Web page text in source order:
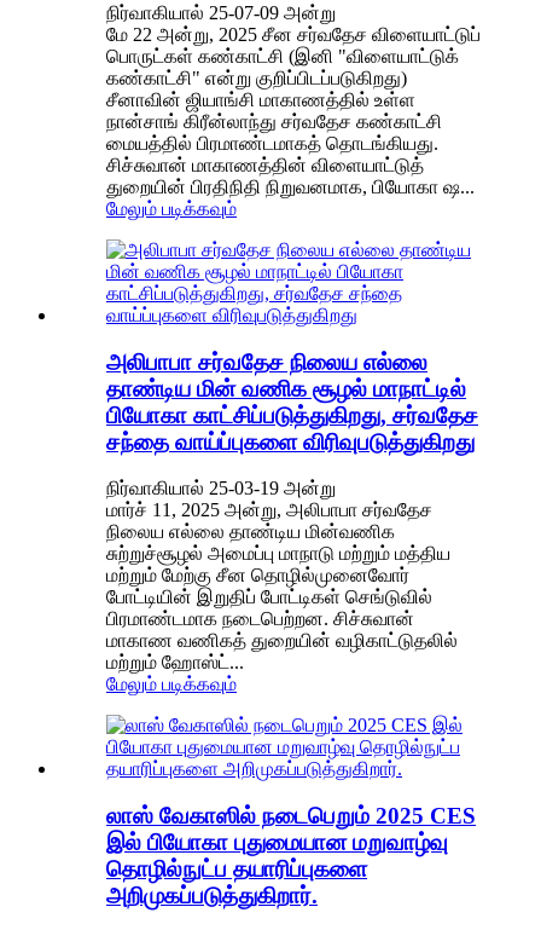
நிர்வாகியால் 25-07-09 அன்று
மே 22 அன்று, 2025 சீன சர்வதேச விளையாட்டுப்
பொருட்கள் கண்காட்சி (இனி "விளையாட்டுக்
கண்காட்சி" என்று குறிப்பிடப்படுகிறது)
சீனாவின் ஜியாங்சி மாகாணத்தில் உள்ள
நான்சாங் கிரீன்லாந்து சர்வதேச கண்காட்சி
மையத்தில் பிரமாண்டமாகத் தொடங்கியது.
சிச்சுவான் மாகாணத்தின் விளையாட்டுத்
துறையின் பிரதிநிதி நிறுவனமாக, பியோகா ஷ...
மேலும் படிக்கவும்
அலிபாபா சர்வதேச நிலைய எல்லை
தாண்டிய மின் வணிக சூழல் மாநாட்டில்
பியோகா காட்சிப்படுத்துகிறது, சர்வதேச
சந்தை வாய்ப்புகளை விரிவுபடுத்துகிறது
நிர்வாகியால் 25-03-19 அன்று
மார்ச் 11, 2025 அன்று, அலிபாபா சர்வதேச
நிலைய எல்லை தாண்டிய மின்வணிக
சுற்றுச்சூழல் அமைப்பு மாநாடு மற்றும் மத்திய
மற்றும் மேற்கு சீன தொழில்முனைவோர்
போட்டியின் இறுதிப் போட்டிகள் செங்டுவில்
பிரமாண்டமாக நடைபெற்றன. சிச்சுவான்
மாகாண வணிகத் துறையின் வழிகாட்டுதலில்
மற்றும் ஹோஸ்ட்...
மேலும் படிக்கவும்
லாஸ் வேகாஸில் நடைபெறும் 2025 CES
இல் பியோகா புதுமையான மறுவாழ்வு
தொழில்நுட்ப தயாரிப்புகளை
அறிமுகப்படுத்துகிறார்.